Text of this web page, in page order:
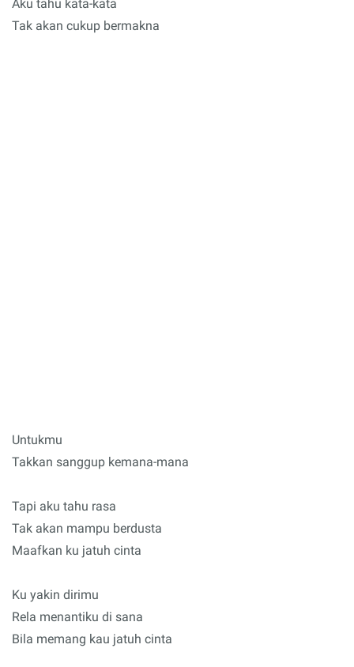
Aku tahu kata-kata
Tak akan cukup bermakna
Untukmu
Takkan sanggup kemana-mana
Tapi aku tahu rasa
Tak akan mampu berdusta
Maafkan ku jatuh cinta
Ku yakin dirimu
Rela menantiku di sana
Bila memang kau jatuh cinta